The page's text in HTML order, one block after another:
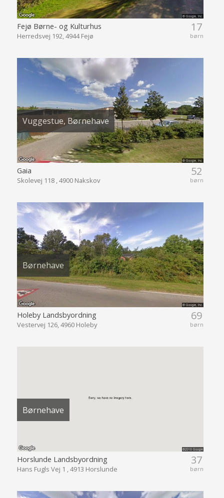
17
børn
Fejø Børne- og Kulturhus
Herredsvej 192, 4944 Fejø
Vuggestue, Børnehave
52
børn
Gaia
Skolevej 118 , 4900 Nakskov
Børnehave
69
børn
Holeby Landsbyordning
Vestervej 126, 4960 Holeby
Børnehave
37
børn
Horslunde Landsbyordning
Hans Fugls Vej 1 , 4913 Horslunde